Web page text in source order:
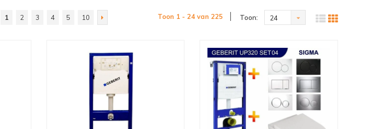
1 2 3 4 5 10 Toon 1 - 24 van 225 Toon: 24